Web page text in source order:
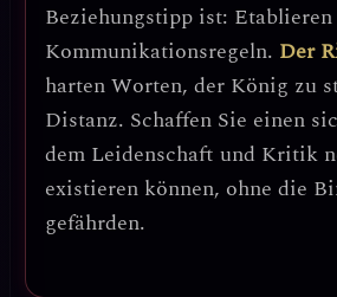
Beziehungstipp ist:
Kommunikationsregeln. Der
harten Worten, der König zu
Distanz. Schaffen Sie einen
dem Leidenschaft und Kritik
existieren können, ohne die
gefährden.